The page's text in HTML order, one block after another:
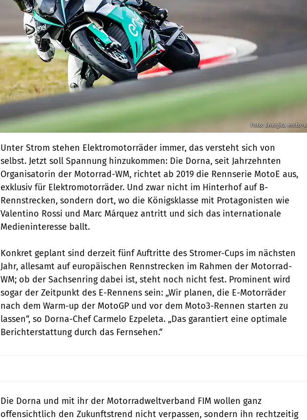
Foto: Energica moto-e
Unter Strom stehen Elektromotorräder immer, das versteht sich von
selbst. Jetzt soll Spannung hinzukommen: Die Dorna, seit Jahrzehnten
Organisatorin der Motorrad-WM, richtet ab 2019 die Rennserie MotoE aus,
exklusiv für Elektromotorräder. Und zwar nicht im Hinterhof auf B-
Rennstrecken, sondern dort, wo die Königsklasse mit Protagonisten wie
Valentino Rossi und Marc Márquez antritt und sich das internationale
Medieninteresse ballt.
Konkret geplant sind derzeit fünf Auftritte des Stromer-Cups im nächsten
Jahr, allesamt auf europäischen Rennstrecken im Rahmen der Motorrad-
WM; ob der Sachsenring dabei ist, steht noch nicht fest. Prominent wird
sogar der Zeitpunkt des E-Rennens sein: „Wir planen, die E-Motorräder
nach dem Warm-up der MotoGP und vor dem Moto3-Rennen starten zu
lassen“, so Dorna-Chef Carmelo Ezpeleta. „Das garantiert eine optimale
Berichterstattung durch das Fernsehen.“
Die Dorna und mit ihr der Motorradweltverband FIM wollen ganz
offensichtlich den Zukunftstrend nicht verpassen, sondern ihn rechtzeitig